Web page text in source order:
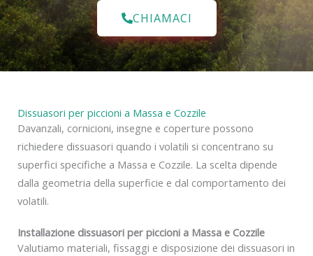
CHIAMACI
Dissuasori per piccioni a Massa e Cozzile
Davanzali, cornicioni, insegne e coperture possono
richiedere dissuasori quando i volatili si concentrano su
superfici specifiche a Massa e Cozzile. La scelta dipende
dalla geometria della superficie e dal comportamento dei
volatili.
Installazione dissuasori per piccioni a Massa e Cozzile
Valutiamo materiali, fissaggi e disposizione dei dissuasori in